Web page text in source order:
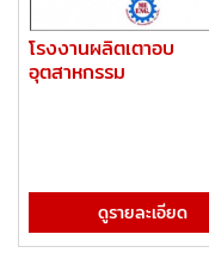
โรงงานผลิตเตาอบ
อุตสาหกรรม
ดูรายละเอียด